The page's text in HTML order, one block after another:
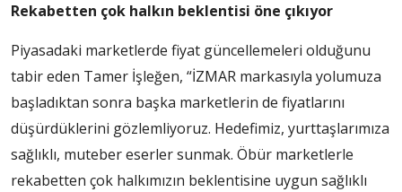
Rekabetten çok halkın beklentisi öne çıkıyor
Piyasadaki marketlerde fiyat güncellemeleri olduğunu
tabir eden Tamer İşleğen, “İZMAR markasıyla yolumuza
başladıktan sonra başka marketlerin de fiyatlarını
düşürdüklerini gözlemliyoruz. Hedefimiz, yurttaşlarımıza
sağlıklı, muteber eserler sunmak. Öbür marketlerle
rekabetten çok halkımızın beklentisine uygun sağlıklı